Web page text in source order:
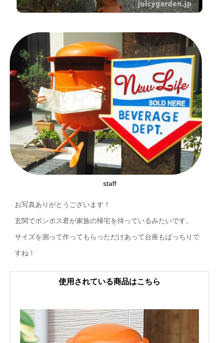
staff
お写真ありがとうございます！
玄関でボンポス君が家族の帰宅を待っているみたいです。
サイズを測って作ってもらっただけあって台座もばっちりで
すね！
使用されている商品はこちら